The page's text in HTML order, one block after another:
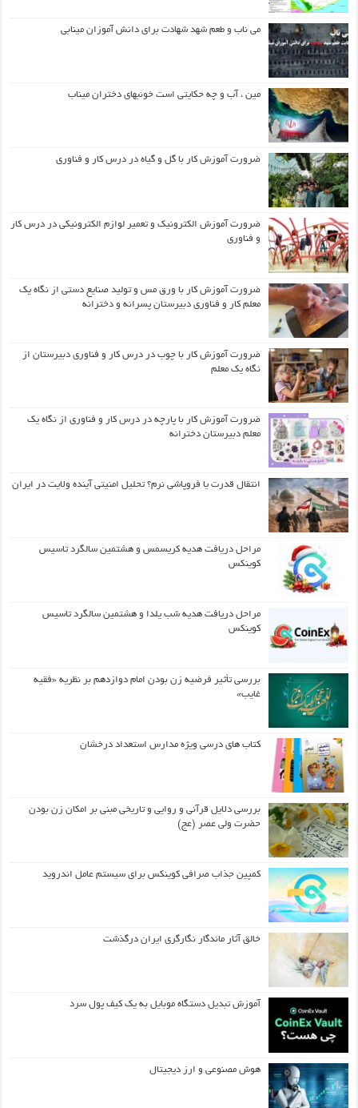
می ناب و طعم شهد شهادت برای دانش آموزان مینابی
مین ، آب و چه حکایتی است خونبهای دختران میناب
ضرورت آموزش کار با گل و گیاه در درس کار و فناوری
ضرورت آموزش الکترونیک و تعمیر لوازم الکترونیکی در درس کار
و فناوری
ضرورت آموزش کار با ورق مس و تولید صنایع دستی از نگاه یک
معلم کار و فناوری دبیرستان پسرانه و دخترانه
ضرورت آموزش کار با چوب در درس کار و فناوری دبیرستان از
نگاه یک معلم
ضرورت آموزش کار با پارچه در درس کار و فناوری از نگاه یک
معلم دبیرستان دخترانه
انتقال قدرت یا فروپاشی نرم؟ تحلیل امنیتی آینده ولایت در ایران
مراحل دریافت هدیه کریسمس و هشتمین سالگرد تاسیس
کوینکس
مراحل دریافت هدیه شب یلدا و هشتمین سالگرد تاسیس
کوینکس
بررسی تأثیر فرضیه زن بودن امام دوازدهم بر نظریه «فقیه
غایب»
کتاب های درسی ویژه مدارس استعداد درخشان
بررسی دلایل قرآنی و روایی و تاریخی مبنی بر امکان زن بودن
حضرت ولی عصر (عج)
کمپین جذاب صرافی کوینکس برای سیستم عامل اندروید
خالق آثار ماندگار نگارگری ایران درگذشت
آموزش تبدیل دستگاه موبایل به یک کیف‌ پول سرد
هوش مصنوعی و ارز دیجیتال